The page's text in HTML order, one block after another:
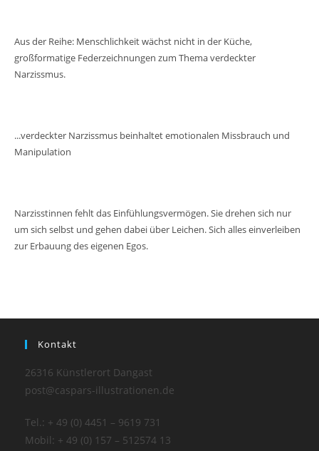
Aus der Reihe: Menschlichkeit wächst nicht in der Küche,
großformatige Federzeichnungen zum Thema verdeckter
Narzissmus.
...verdeckter Narzissmus beinhaltet emotionalen Missbrauch und
Manipulation
Narzisstinnen fehlt das Einfühlungsvermögen. Sie drehen sich nur
um sich selbst und gehen dabei über Leichen. Sich alles einverleiben
zur Erbauung des eigenen Egos.
Kontakt
26316 Künstlerort Dangast
post@caspars-illustrationen.de
Tel.: + 49 (0) 4451 – 9619 731
Mobil: + 49 (0) 157 – 512574 13